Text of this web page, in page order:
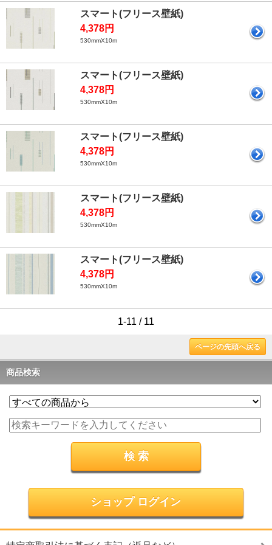
スマート(フリース壁紙)
4,378円
530mmX10m
スマート(フリース壁紙)
4,378円
530mmX10m
スマート(フリース壁紙)
4,378円
530mmX10m
スマート(フリース壁紙)
4,378円
530mmX10m
スマート(フリース壁紙)
4,378円
530mmX10m
1-11 / 11
ページの先頭へ戻る
商品検索
ショップ ログイン